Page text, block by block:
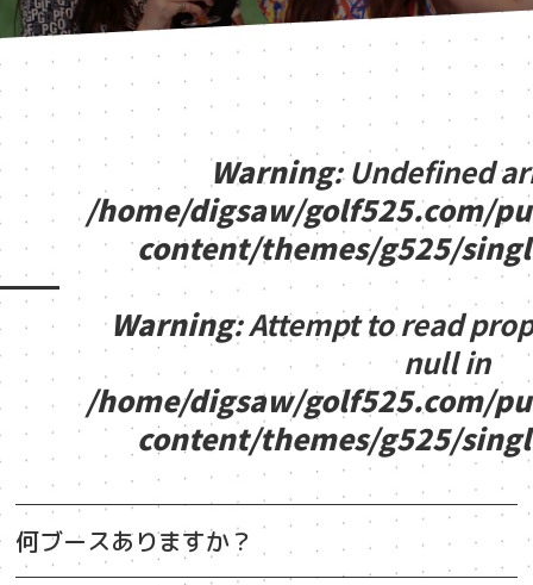
Warning: Undefined
/home/digsaw/golf525.com/
content/themes/g525/
Warning: Attempt to read
null in
/home/digsaw/golf525.com/
content/themes/g525/
何ブースありますか？